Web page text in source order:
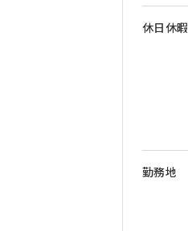
休日休暇
勤務地